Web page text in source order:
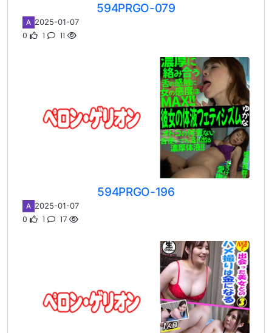
594PRGO-079
A 2025-01-07
0 1 11
594PRGO-196
A 2025-01-07
0 1 17